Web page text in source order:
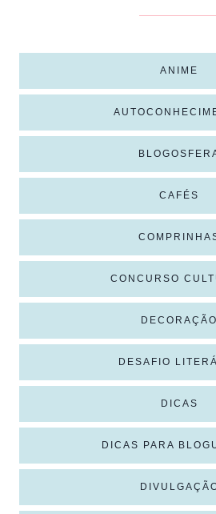
ANIME
CAFÉS
CONCURSO
DECORAÇÃO
DESAFIO
DICAS
DICAS PARA